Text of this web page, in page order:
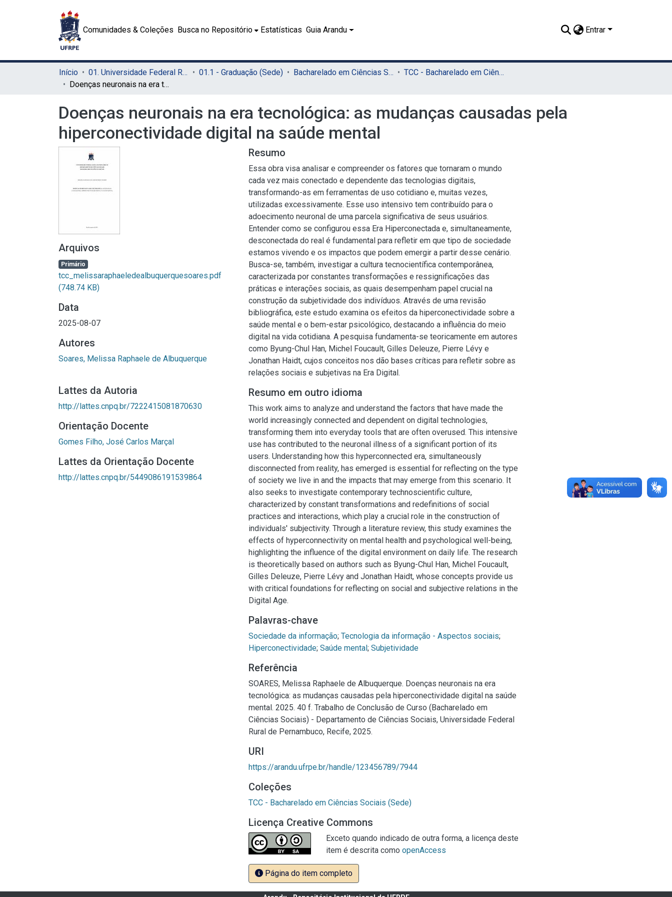
Comunidades & Coleções Busca no Repositório Estatísticas Guia Arandu Entrar
Início 01. Universidade Federal Rural de Pernambuco - UFRPE (Sede) 01.1 - Graduação (Sede) Bacharelado em Ciências Sociais (Sede)
TCC - Bacharelado em Ciências Sociais (Sede)
Doenças neuronais na era tecnológica: as mudanças causadas pela hiperconectividade digital na saúde mental
Doenças neuronais na era tecnológica: as mudanças causadas pela
hiperconectividade digital na saúde mental
Arquivos
Primário
tcc_melissaraphaeledealbuquerquesoares.pdf
(748.74 KB)
Data
2025-08-07
Autores
Soares, Melissa Raphaele de Albuquerque
Lattes da Autoria
http://lattes.cnpq.br/7222415081870630
Orientação Docente
Gomes Filho, José Carlos Marçal
Lattes da Orientação Docente
http://lattes.cnpq.br/5449086191539864
Resumo
Essa obra visa analisar e compreender os fatores que tornaram o mundo
cada vez mais conectado e dependente das tecnologias digitais,
transformando-as em ferramentas de uso cotidiano e, muitas vezes,
utilizadas excessivamente. Esse uso intensivo tem contribuído para o
adoecimento neuronal de uma parcela significativa de seus usuários.
Entender como se configurou essa Era Hiperconectada e, simultaneamente,
desconectada do real é fundamental para refletir em que tipo de sociedade
estamos vivendo e os impactos que podem emergir a partir desse cenário.
Busca-se, também, investigar a cultura tecnocientífica contemporânea,
caracterizada por constantes transformações e ressignificações das
práticas e interações sociais, as quais desempenham papel crucial na
construção da subjetividade dos indivíduos. Através de uma revisão
bibliográfica, este estudo examina os efeitos da hiperconectividade sobre a
saúde mental e o bem-estar psicológico, destacando a influência do meio
digital na vida cotidiana. A pesquisa fundamenta-se teoricamente em autores
como Byung-Chul Han, Michel Foucault, Gilles Deleuze, Pierre Lévy e
Jonathan Haidt, cujos conceitos nos dão bases críticas para refletir sobre as
relações sociais e subjetivas na Era Digital.
Resumo em outro idioma
This work aims to analyze and understand the factors that have made the
world increasingly connected and dependent on digital technologies,
transforming them into everyday tools that are often overused. This intensive
use has contributed to the neuronal illness of a significant portion of its
users. Understanding how this hyperconnected era, simultaneously
disconnected from reality, has emerged is essential for reflecting on the type
of society we live in and the impacts that may emerge from this scenario. It
also seeks to investigate contemporary technoscientific culture,
characterized by constant transformations and redefinitions of social
practices and interactions, which play a crucial role in the construction of
individuals' subjectivity. Through a literature review, this study examines the
effects of hyperconnectivity on mental health and psychological well-being,
highlighting the influence of the digital environment on daily life. The research
is theoretically based on authors such as Byung-Chul Han, Michel Foucault,
Gilles Deleuze, Pierre Lévy and Jonathan Haidt, whose concepts provide us
with critical foundations for reflecting on social and subjective relations in the
Digital Age.
Palavras-chave
Sociedade da informação; Tecnologia da informação - Aspectos sociais;
Hiperconectividade; Saúde mental; Subjetividade
Referência
SOARES, Melissa Raphaele de Albuquerque. Doenças neuronais na era
tecnológica: as mudanças causadas pela hiperconectividade digital na saúde
mental. 2025. 40 f. Trabalho de Conclusão de Curso (Bacharelado em
Ciências Sociais) - Departamento de Ciências Sociais, Universidade Federal
Rural de Pernambuco, Recife, 2025.
URI
https://arandu.ufrpe.br/handle/123456789/7944
Coleções
TCC - Bacharelado em Ciências Sociais (Sede)
Licença Creative Commons
Exceto quando indicado de outra forma, a licença deste
item é descrita como openAccess
Página do item completo